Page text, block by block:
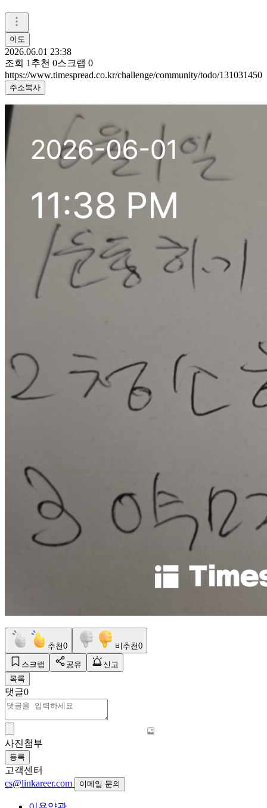
이도
2026.06.01 23:38
조회 1 추천 0스크랩 0
https://www.timespread.co.kr/challenge/community/todo/131031450
주소복사
추천0 비추천0
스크랩 공유
신고
목록
댓글0
사진첨부
등록
고객센터
cs@linkareer.com
이메일 문의